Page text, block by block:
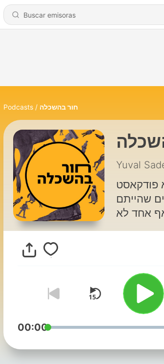
Podcasts חור בהשכלה
פודקאסט
שהייתם
אחד לא
חס
הוא
דווקא
להכיר
חור בהשכלה הוא
שדה, מי
הבא:
00:00